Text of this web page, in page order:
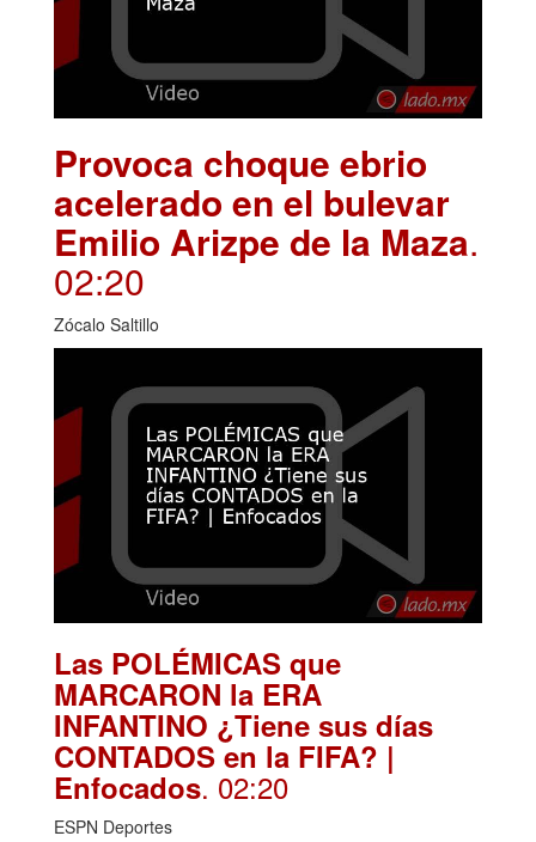
Provoca choque ebrio
acelerado en el bulevar
Emilio Arizpe de la Maza.
02:20
Zócalo Saltillo
Las POLÉMICAS que
MARCARON la ERA
INFANTINO ¿Tiene sus días
CONTADOS en la FIFA? |
Enfocados. 02:20
ESPN Deportes